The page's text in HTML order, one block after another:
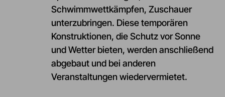
Schwimmwettkämpfen, Zuschauer
unterzubringen. Diese temporären
Konstruktionen, die Schutz vor Sonne
und Wetter bieten, werden anschließend
abgebaut und bei anderen
Veranstaltungen wiedervermietet.